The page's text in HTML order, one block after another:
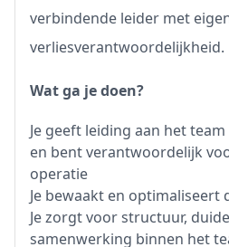
verbindende leider met
verliesverantwoordelijkheid.
Wat ga je doen?
Je geeft leiding aan het
en bent verantwoordelijk
operatie
Je bewaakt en optimaliseert
Je zorgt voor structuur,
samenwerking binnen het